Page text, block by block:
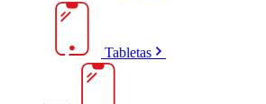
Tabletas